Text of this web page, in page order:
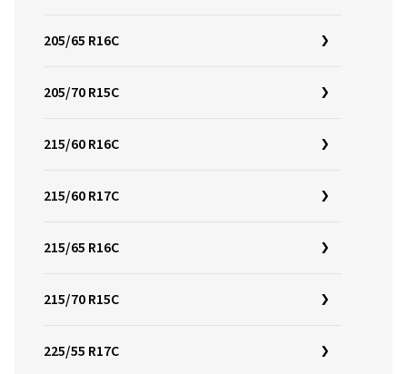
205/65 R16C
205/70 R15C
215/60 R16C
215/60 R17C
215/65 R16C
215/70 R15C
225/55 R17C